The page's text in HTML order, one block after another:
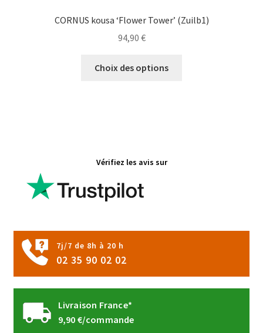
CORNUS kousa ‘Flower Tower’ (Zuilb1)
94,90 €
Choix des options
Vérifiez les avis sur
7j/7 de 8h à 20 h
02 35 90 02 02
Livraison France*
9,90 €/commande